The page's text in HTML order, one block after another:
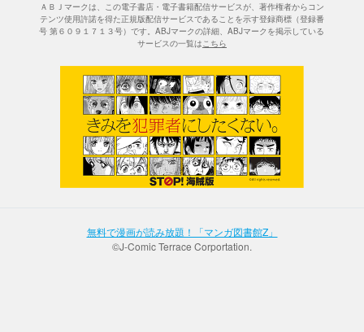
ＡＢＪマークは、この電子書店・電子書籍配信サービスが、著作権者からコン
テンツ使用許諾を得た正規版配信サービスであることを示す登録商標（登録番
号 第６０９１７１３号）です。ABJマークの詳細、ABJマークを掲示している
サービスの一覧はこちら
無料で漫画が読み放題！「マンガ図書館Z」
©J-Comic Terrace Corportation.